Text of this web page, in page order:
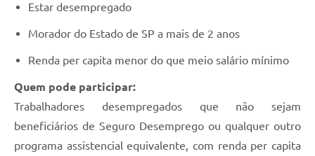
Estar desempregado
Morador do Estado de SP a mais de 2 anos
Renda per capita menor do que meio salário mínimo
Quem pode participar:
Trabalhadores desempregados que não sejam
beneficiários de Seguro Desemprego ou qualquer outro
programa assistencial equivalente, com renda per capita